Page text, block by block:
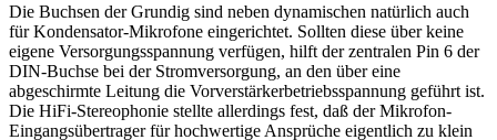
Die Buchsen der Grundig sind neben dynamischen natürlich auch
für Kondensator-Mikrofone eingerichtet. Sollten diese über keine
eigene Versorgungsspannung verfügen, hilft der zentralen Pin 6 der
DIN-Buchse bei der Stromversorgung, an den über eine
abgeschirmte Leitung die Vorverstärkerbetriebsspannung geführt ist.
Die HiFi-Stereophonie stellte allerdings fest, daß der Mikrofon-
Eingangsübertrager für hochwertige Ansprüche eigentlich zu klein